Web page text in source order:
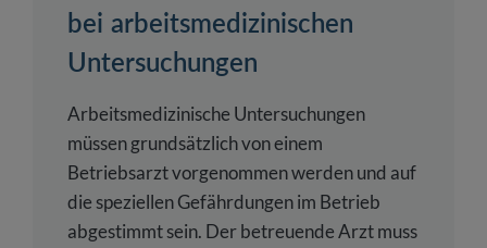
bei arbeitsmedizinischen
Untersuchungen
Arbeitsmedizinische Untersuchungen
müssen grundsätzlich von einem
Betriebsarzt vorgenommen werden und auf
die speziellen Gefährdungen im Betrieb
abgestimmt sein. Der betreuende Arzt muss